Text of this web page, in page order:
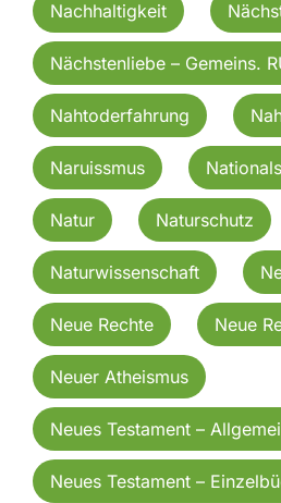
Nachhaltigkeit
Nächstenliebe – Gemeins.
Nahtoderfahrung
Naruissmus
Natur Naturschutz
Naturwissenschaft
Neue Rechte Neue
Neuer Atheismus
Neues Testament –
Neues Testament –